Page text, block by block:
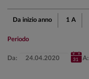
Da inizio anno 1 A
Periodo
Da: A: